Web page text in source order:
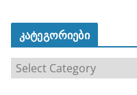
კატეგორიები